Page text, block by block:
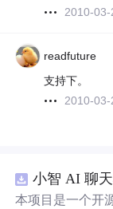
2010-03-
readfuture
支持下。
2010-03-
小智 AI 聊天
本项目是一个开